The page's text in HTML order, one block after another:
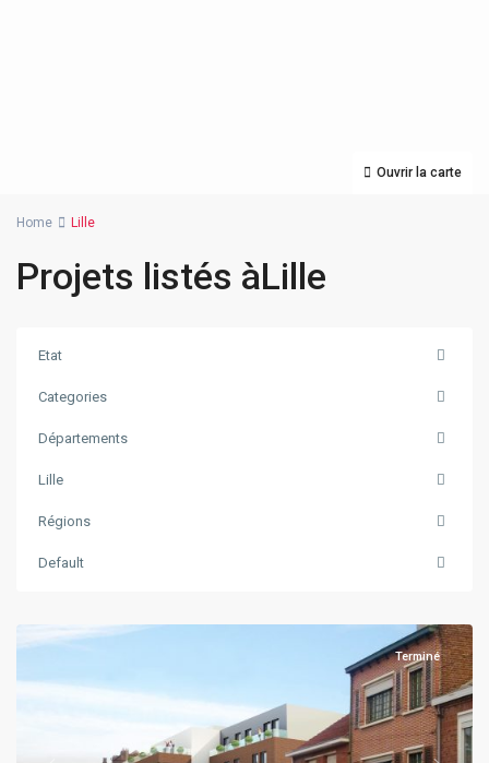
Ouvrir la carte
Home Lille
Projets listés àLille
Etat
Categories
Départements
Lille
Régions
Default
Terminé